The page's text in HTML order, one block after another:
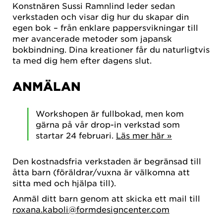
Konstnären Sussi Ramnlind leder sedan
verkstaden och visar dig hur du skapar din
egen bok – från enklare pappersvikningar till
mer avancerade metoder som japansk
bokbindning. Dina kreationer får du naturligtvis
ta med dig hem efter dagens slut.
ANMÄLAN
Workshopen är fullbokad, men kom
gärna på vår drop-in verkstad som
startar 24 februari. Läs mer här »
Den kostnadsfria verkstaden är begränsad till
åtta barn (föräldrar/vuxna är välkomna att
sitta med och hjälpa till).
Anmäl ditt barn genom att skicka ett mail till
roxana.kaboli@formdesigncenter.com